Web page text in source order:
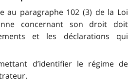
au paragraphe 102 (3) de la Loi
concernant son droit doit
et les déclarations qui
d’identifier le régime de